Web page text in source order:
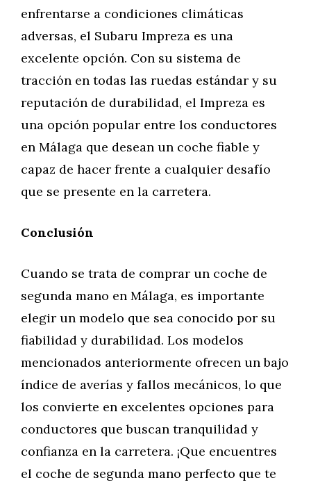
enfrentarse a condiciones climáticas
adversas, el Subaru Impreza es una
excelente opción. Con su sistema de
tracción en todas las ruedas estándar y su
reputación de durabilidad, el Impreza es
una opción popular entre los conductores
en Málaga que desean un coche fiable y
capaz de hacer frente a cualquier desafío
que se presente en la carretera.
Conclusión
Cuando se trata de comprar un coche de
segunda mano en Málaga, es importante
elegir un modelo que sea conocido por su
fiabilidad y durabilidad. Los modelos
mencionados anteriormente ofrecen un bajo
índice de averías y fallos mecánicos, lo que
los convierte en excelentes opciones para
conductores que buscan tranquilidad y
confianza en la carretera. ¡Que encuentres
el coche de segunda mano perfecto que te